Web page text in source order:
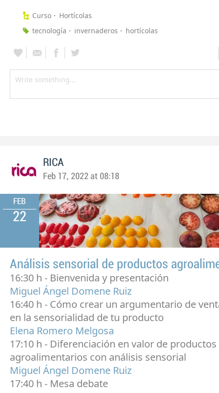
Curso
Hortícolas
tecnología
invernaderos hortícolas
RICA
Feb 17, 2022 at 08:18
FEB
22
Análisis sensorial de productos
16:30 h - Bienvenida y presentación
Miguel Ángel Domene Ruiz
16:40 h - Cómo crear un argumentario de
en la sensorialidad de tu producto
Elena Romero Melgosa
17:10 h - Diferenciación en valor de productos
agroalimentarios con análisis sensorial
Miguel Ángel Domene Ruiz
17:40 h - Mesa debate